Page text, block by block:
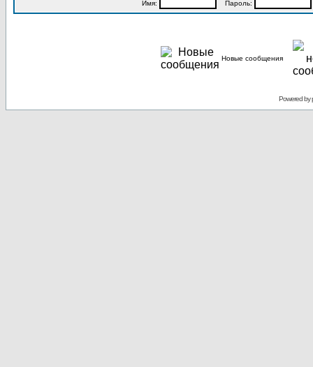
Имя: Пароль:
Новые сообщения
Powered by